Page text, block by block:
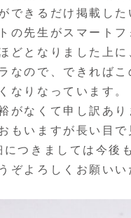
できるだけ掲載し
の先生がスマート
どとなりました上
なので、できれば
なりなっています。
がなくて申し訳あ
もいますが長い目
つきましては今後
ぞよろしくお願いい